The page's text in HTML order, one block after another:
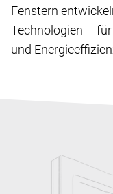
Fenstern
Technologien –
und